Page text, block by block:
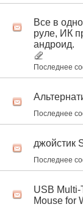
Все в
руле, ИК
андроид.
Последнее
Последнее
джойстик
Последнее
USB Multi-
Mouse for